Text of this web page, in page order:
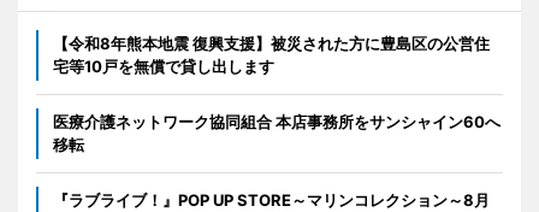
【令和8年熊本地震 復興支援】被災された方に豊島区の公営住
宅等10戸を無償で貸し出します
医療介護ネットワーク協同組合 本店事務所をサンシャイン60へ
移転
『ラブライブ！』POP UP STORE～マリンコレクション～8月